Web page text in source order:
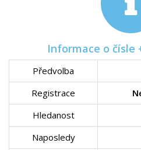
Informace o čísle
Předvolba
Registrace
Hledanost
Naposledy